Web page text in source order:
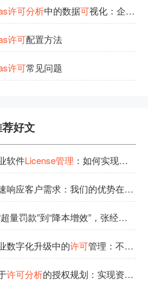
许可分析中的数据可视化：企业合规洞察工具
许可配置方法
许可常见问题
好文
软件License管理 ：如何实现稳定可靠的全生命周期管控
快速响应客户需求：我们的优势在
许可
从“超量罚款”到“降本增效”，张经理的License
数字化升级中的许可管理：不可忽视的基础要素
许可分析的授权规划：实现资源最优配置